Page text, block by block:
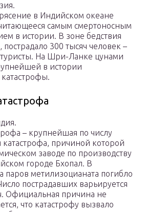
в Индийском океане
самым смертоносным
в истории. В зоне бедствия
пострадало 300 тысяч человек –
На Шри-Ланке цунами
в истории
– крупнейшая по числу
катастрофа, причиной которой
заводе по производству
городе Бхопал. В
паров метилизоцианата погибло
пострадавших варьируется
Официальная причина не
что катастрофу вызвало